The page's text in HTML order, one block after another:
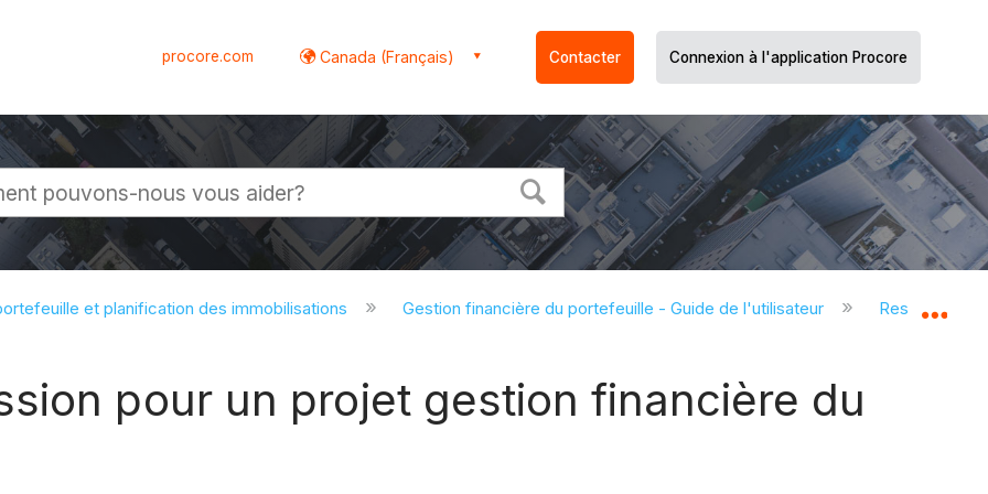
procore.com Canada (Français) Contacter Connexion à l'application Procore
et planification des immobilisations Gestion financière du portefeuille - Guide de l'utilisateur Ressources
pour un projet gestion financière du